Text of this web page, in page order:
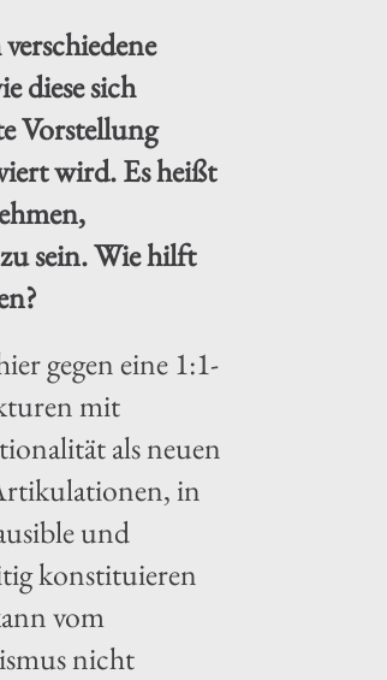
diese sich
Vorstellung
wird. Es heißt
sein. Wie hilft
gegen eine 1:1-
mit
als neuen
in
und
konstituieren
vom
nicht